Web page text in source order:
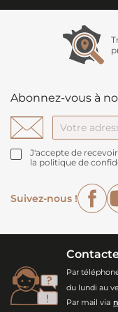
Abonnez-vous à
J'accepte de
la politique de
Suivez-nous !
Par
du lundi au
Par mail via